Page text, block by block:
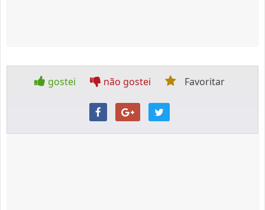
gostei não gostei Favoritar